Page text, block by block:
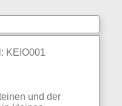
KEIO001
und der